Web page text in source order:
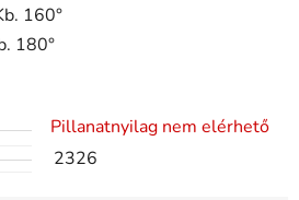
160°
180°
Pillanatnyilag nem elérhető
2326